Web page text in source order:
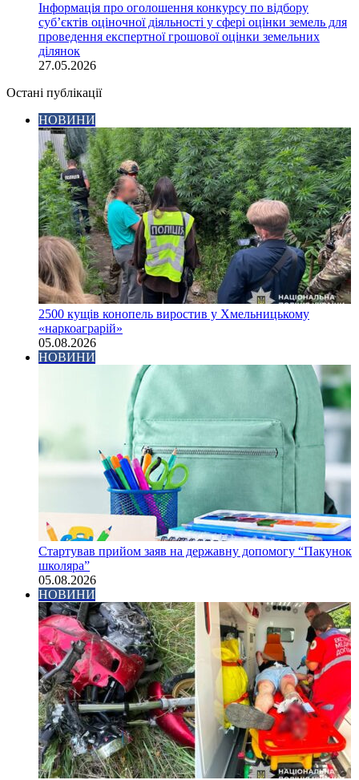
Інформація про оголошення конкурсу по відбору
суб’єктів оціночної діяльності у сфері оцінки земель для
проведення експертної грошової оцінки земельних
ділянок
27.05.2026
Остані публікації
НОВИНИ
2500 кущів конопель виростив у Хмельницькому
«наркоаграрій»
05.08.2026
НОВИНИ
Стартував прийом заяв на державну допомогу “Пакунок
школяра”
05.08.2026
НОВИНИ